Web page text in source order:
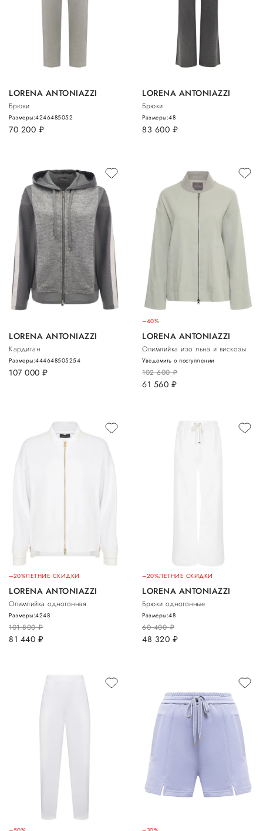
LORENA ANTONIAZZI
Брюки
70 200 руб.
Размеры:4246485052
LORENA ANTONIAZZI
Брюки
83 600 руб.
Размеры:48
LORENA ANTONIAZZI
Кардиган
107 000 руб.
Размеры:444648505254
–40%
LORENA ANTONIAZZI
Олимпийка изо льна и вискозы
102 600руб.
61 560 руб.
Уведомить о поступлении
–20%ЛЕТНИЕ СКИДКИ
LORENA ANTONIAZZI
Олимпийка однотонная
101 800руб.
81 440 руб.
Размеры:4248
–20%ЛЕТНИЕ СКИДКИ
LORENA ANTONIAZZI
Брюки однотонные
60 400руб.
48 320 руб.
Размеры:48